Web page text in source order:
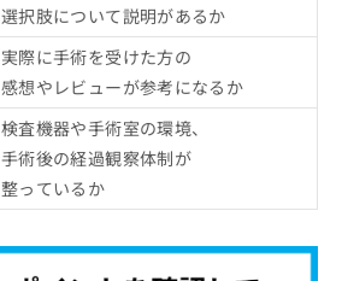
選択肢について説明があるか
実際に手術を受けた方の
感想やレビューが参考になるか
検査機器や手術室の環境、
手術後の経過観察体制が
整っているか